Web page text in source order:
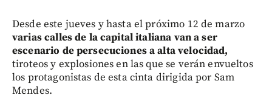
Desde este jueves y hasta el próximo 12 de marzo
varias calles de la capital italiana van a ser
escenario de persecuciones a alta velocidad,
tiroteos y explosiones en las que se verán envueltos
los protagonistas de esta cinta dirigida por Sam
Mendes.